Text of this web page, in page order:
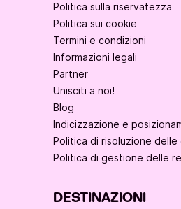
Politica sulla riservatezza
Politica sui cookie
Termini e condizioni
Informazioni legali
Partner
Unisciti a noi!
Blog
Indicizzazione e
Politica di risoluzione
Politica di gestione delle
DESTINAZIONI